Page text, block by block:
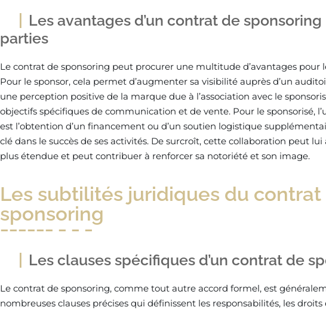
Les avantages d’un contrat de
parties
Le contrat de sponsoring peut procurer une multitude d’avantages pour
Pour le sponsor, cela permet d’augmenter sa visibilité auprès d’un
une perception positive de la marque due à l’association avec le
objectifs spécifiques de communication et de vente. Pour le sponsorisé,
est l’obtention d’un financement ou d’un soutien logistique
clé dans le succès de ses activités. De surcroît, cette collaboration peut
plus étendue et peut contribuer à renforcer sa notoriété et son image.
Les subtilités juridiques du contrat
sponsoring
Les clauses spécifiques d’un contrat de
Le contrat de sponsoring, comme tout autre accord formel, est
nombreuses clauses précises qui définissent les responsabilités, les